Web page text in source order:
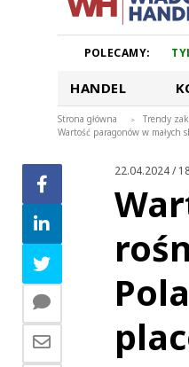
POLECAMY:
HANDEL
Strona główna > Trendy
Wartość paragonów w małych
22.04.2024 /